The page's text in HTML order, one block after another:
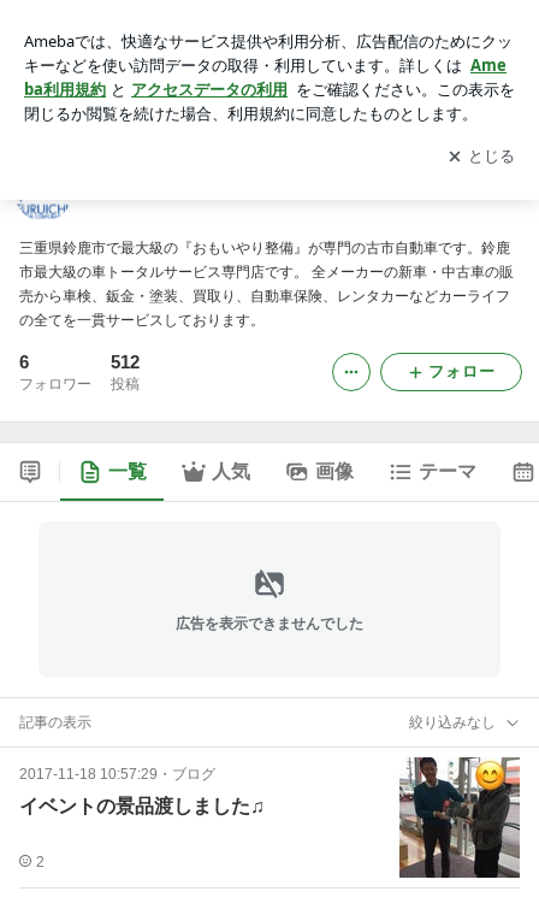
アプリをダウンロードして ブログの更新通知
を受け取りまし
ょう。
開く
三重県鈴鹿市で最大級の『おもいやり整備』が専門の古市自動車です。鈴鹿
市最大級の車トータルサービス専門店です。 全メーカーの新車・中古車の販
売から車検、鈑金・塗装、買取り、自動車保険、レンタカーなどカーライフ
の全てを一貫サービスしております。
6
フォロワー
512
投稿
フォロー
一覧 人気 画像 テーマ
広告を表示できませんでした
記事の表示 絞り込みなし
2017-11-18 10:57:29 ・ ブログ
イベントの景品渡しました♫
2